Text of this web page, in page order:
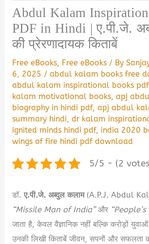
Abdul Kalam
PDF in Hindi | ए.पी.जे.
की प्रेरणादायक किताबें
Free eBooks, Free eBooks / By
6, 2025 /abdul kalam books free
abdul kalam inspirational books
kalam motivational books,apj
biography in hindi pdf,apj abdul
summary hindi,dr kalam
ignited minds hindi pdf, india 2020
wings of fire hindi pdf download
5/5 - (2
डॉ.ए.पी.जे. अब्दुल कलाम(A.P.J. Abdul
“Missile Man of India”और
जाता है, केवल वैज्ञानिक नहीं बल्कि करोड़ों
उनकी लिखी किताबें जीवन, सपनों और सफलता